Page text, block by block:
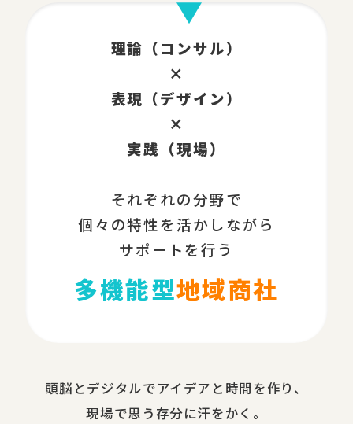
理論（コンサル）
×
表現（デザイン）
×
実践（現場）
それぞれの分野で
個々の特性を活かしながら
サポートを行う
多機能型地域商社
頭脳と​デジタルで​アイデアと​時間を​作り、​
現場で​思う​存分に​汗を​かく。